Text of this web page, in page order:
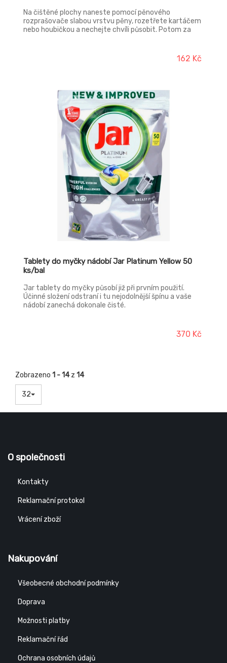
Na čištěné plochy naneste pomocí pěnového
rozprašovače slabou vrstvu pěny, rozetřete kartáčem
nebo houbičkou a nechejte chvíli působit. Potom za
162 Kč
Tablety do myčky nádobí Jar Platinum Yellow 50
ks/bal
Jar tablety do myčky působí již při prvním použití.
Účinné složení odstraní i tu nejodolnější špínu a vaše
nádobí zanechá dokonale čisté.
370 Kč
Zobrazeno 1 - 14z 14
32
O společnosti
Kontakty
Reklamační protokol
Vrácení zboží
Nakupování
Všeobecné obchodní podmínky
Doprava
Možnosti platby
Reklamační řád
Ochrana osobních údajů